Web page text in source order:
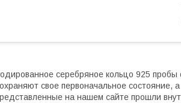
серебряное кольцо 925
свое первоначальное
на нашем сайте прошли